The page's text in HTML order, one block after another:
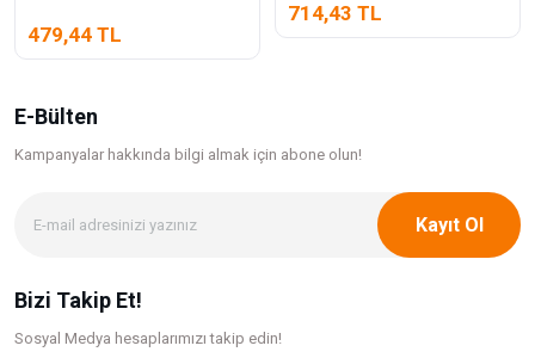
479,44 TL
714,43 TL
E-Bülten
Kampanyalar hakkında bilgi almak için abone olun!
Kayıt Ol
Bizi Takip Et!
Sosyal Medya hesaplarımızı takip edin!